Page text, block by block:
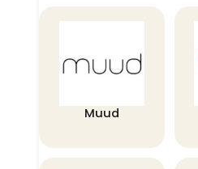
Muud